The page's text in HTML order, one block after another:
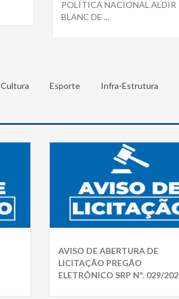
POLÍTICA NACIONAL ALDIR
BLANC DE ...
Cultura Esporte Infra-Estrutura
AVISO DE ABERTURA DE
LICITAÇÃO PREGÃO
ELETRÔNICO SRP Nº. 029/